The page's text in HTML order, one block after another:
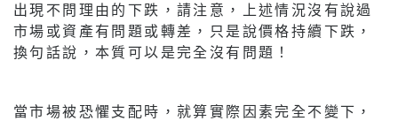
出現不問理由的下跌，請注意，上述情況沒有說過
市場或資產有問題或轉差，只是說價格持續下跌，
換句話說，本質可以是完全沒有問題！
當市場被恐懼支配時，就算實際因素完全不變下，